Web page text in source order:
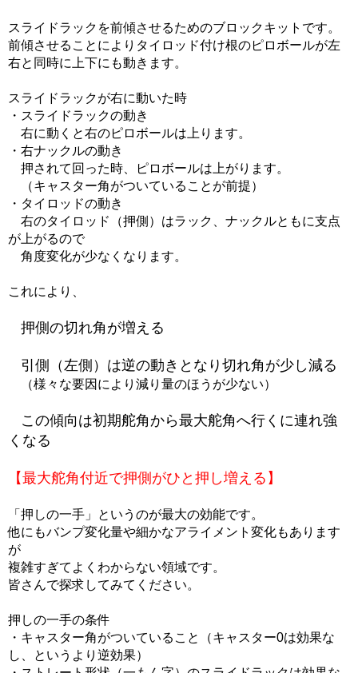
スライドラックを前傾させるためのブロックキットです。
前傾させることによりタイロッド付け根のピロボールが左
右と同時に上下にも動きます。
スライドラックが右に動いた時
・スライドラックの動き
右に動くと右のピロボールは上ります。
・右ナックルの動き
押されて回った時、ピロボールは上がります。
（キャスター角がついていることが前提）
・タイロッドの動き
右のタイロッド（押側）はラック、ナックルともに支点
が上がるので
角度変化が少なくなります。
これにより、
押側の切れ角が増える
引側（左側）は逆の動きとなり切れ角が少し減る
（様々な要因により減り量のほうが少ない）
この傾向は初期舵角から最大舵角へ行くに連れ強
くなる
【最大舵角付近で押側がひと押し増える】
「押しの一手」というのが最大の効能です。
他にもバンプ変化量や細かなアライメント変化もあります
が
複雑すぎてよくわからない領域です。
皆さんで探求してみてください。
押しの一手の条件
・キャスター角がついていること（キャスター0は効果な
し、というより逆効果）